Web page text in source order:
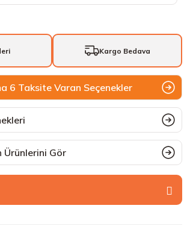
Kargo Bedava
6 Taksite Varan Seçenekler
Ürünlerini Gör